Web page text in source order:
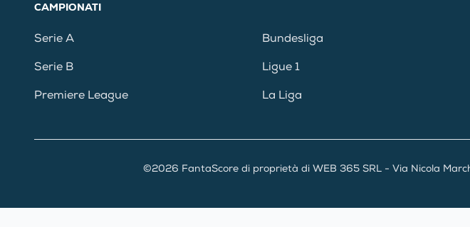
CAMPIONATI
Serie A
Serie B
Premiere League
Bundesliga
Ligue 1
La Liga
©2026 FantaScore di proprietà di WEB 365 SRL - Via Nicola